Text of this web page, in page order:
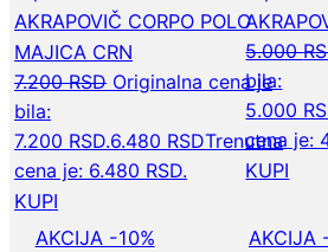
AKRAPOVIČ CORPO POLO
MAJICA CRN
7.200RSD Originalna cena je
bila:
7.200 RSD.6.480 RSDTrenutna
cena je: 6.480 RSD.
KUPI
5.000
bila:
5.000
cena je:
KUPI
AKCIJA -10% AKCIJA